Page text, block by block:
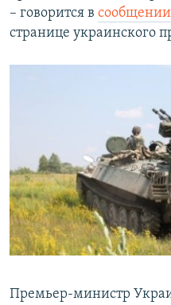
ПОБЕДИТЕЛЕЙ НЕ СУДЯТ?
КРЫМ.НЕПОКОРЕННЫЙ
ELIFBE
Все сайты RFE/RL
– говорится в сообщении
странице украинского
Премьер-министр